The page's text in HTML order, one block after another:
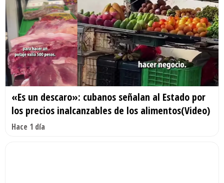
«Es un descaro»: cubanos señalan al Estado por
los precios inalcanzables de los alimentos(Video)
Hace 1 día